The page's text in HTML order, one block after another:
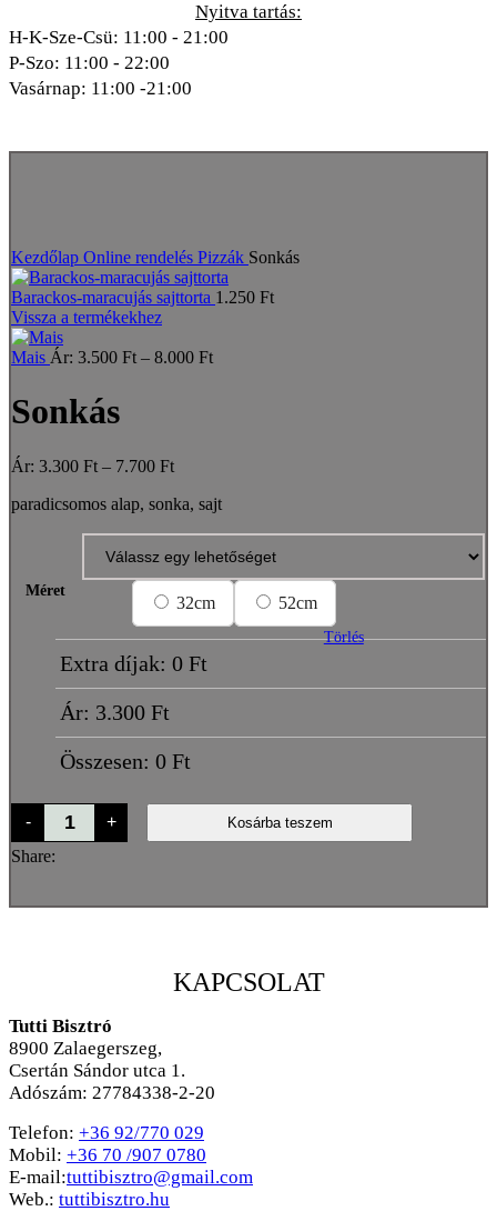
Nyitva tartás:
H-K-Sze-Csü: 11:00 - 21:00
P-Szo: 11:00 - 22:00
Vasárnap: 11:00 -21:00
Kezdőlap Online rendelés Pizzák Sonkás
Barackos-maracujás sajttorta 1.250 Ft
Vissza a termékekhez
Mais Ár: 3.500 Ft – 8.000 FtPrice
Sonkás
Ár: 3.300 Ft – 7.700 FtPrice
3.300 Ft
paradicsomos alap, sonka, sajt
Méret
32cm 52cm
Törlés
Extra díjak: 0 Ft
Ár: 3.300 Ft
Összesen: 0 Ft
-
Sonkás
mennyiség
+ Kosárba teszem
Share:
KAPCSOLAT
Tutti Bisztró
8900 Zalaegerszeg,
Csertán Sándor utca 1.
Adószám: 27784338-2-20
Telefon: +36 92/770 029
Mobil: +36 70 /907 0780
E-mail:tuttibisztro@gmail.com
Web.: tuttibisztro.hu